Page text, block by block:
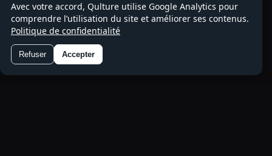
Avec votre accord, Qulture utilise Google Analytics pour
comprendre l’utilisation du site et améliorer ses contenus.
Politique de confidentialité
Refuser Accepter